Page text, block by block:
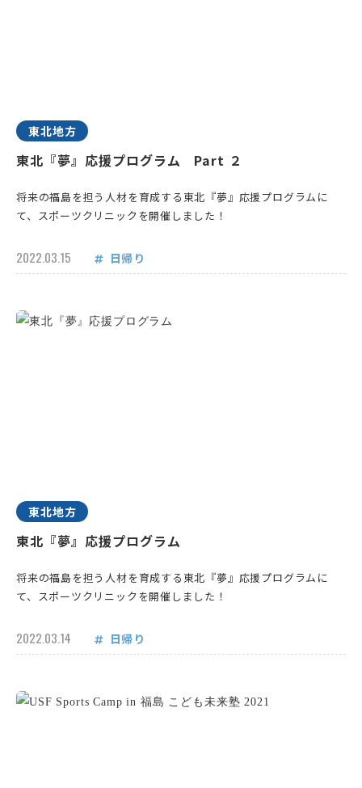
東北地方
東北『夢』応援プログラム Part ２
将来の福島を担う人材を育成する東北『夢』応援プログラムに
て、スポーツクリニックを開催しました！
2022.03.15 日帰り
東北地方
東北『夢』応援プログラム
将来の福島を担う人材を育成する東北『夢』応援プログラムに
て、スポーツクリニックを開催しました！
2022.03.14 日帰り